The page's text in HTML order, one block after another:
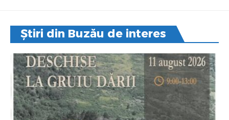
Știri din Buzău de interes